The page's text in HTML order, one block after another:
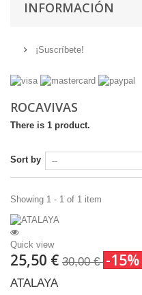
INFORMACIÓN
¡Suscríbete!
ROCAVIVAS
There is 1 product.
Sort by
Showing 1 - 1 of 1 item
Quick view
25,50 € 30,00 € -15%
ATALAYA